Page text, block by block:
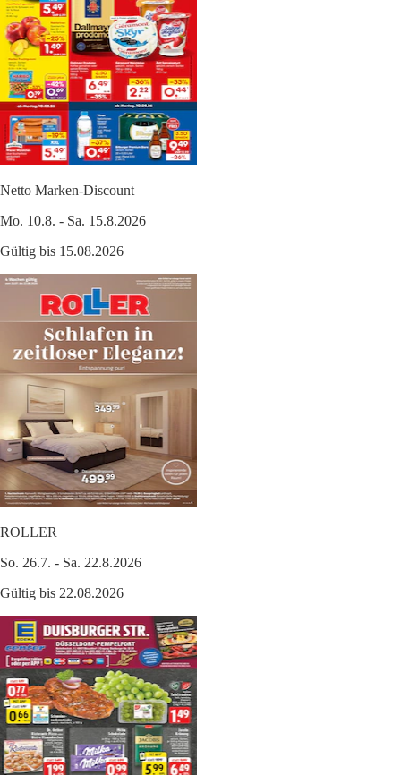
Netto Marken-Discount
Mo. 10.8. - Sa. 15.8.2026
Gültig bis 15.08.2026
ROLLER
So. 26.7. - Sa. 22.8.2026
Gültig bis 22.08.2026